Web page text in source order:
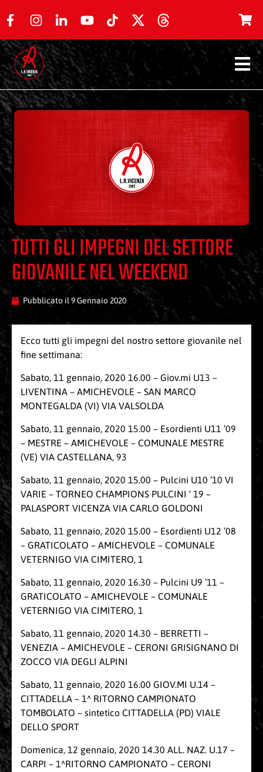
TUTTI GLI IMPEGNI DEL SETTORE
GIOVANILE NEL WEEKEND
Pubblicato il 9 Gennaio 2020
Ecco tutti gli impegni del nostro settore giovanile nel
fine settimana:
Sabato, 11 gennaio, 2020 16.00 – Giov.mi U13 –
LIVENTINA – AMICHEVOLE – SAN MARCO
MONTEGALDA (VI) VIA VALSOLDA
Sabato, 11 gennaio, 2020 15.00 – Esordienti U11 ’09
– MESTRE – AMICHEVOLE – COMUNALE MESTRE
(VE) VIA CASTELLANA, 93
Sabato, 11 gennaio, 2020 15.00 – Pulcini U10 ’10 VI
VARIE – TORNEO CHAMPIONS PULCINI ‘ 19 –
PALASPORT VICENZA VIA CARLO GOLDONI
Sabato, 11 gennaio, 2020 15.00 – Esordienti U12 ’08
– GRATICOLATO – AMICHEVOLE – COMUNALE
VETERNIGO VIA CIMITERO, 1
Sabato, 11 gennaio, 2020 16.30 – Pulcini U9 ’11 –
GRATICOLATO – AMICHEVOLE – COMUNALE
VETERNIGO VIA CIMITERO, 1
Sabato, 11 gennaio, 2020 14.30 – BERRETTI –
VENEZIA – AMICHEVOLE – CERONI GRISIGNANO DI
ZOCCO VIA DEGLI ALPINI
Sabato, 11 gennaio, 2020 16.00 GIOV.MI U.14 –
CITTADELLA – 1^ RITORNO CAMPIONATO
TOMBOLATO – sintetico CITTADELLA (PD) VIALE
DELLO SPORT
Domenica, 12 gennaio, 2020 14.30 ALL. NAZ. U.17 –
CARPI – 1^RITORNO CAMPIONATO – CERONI